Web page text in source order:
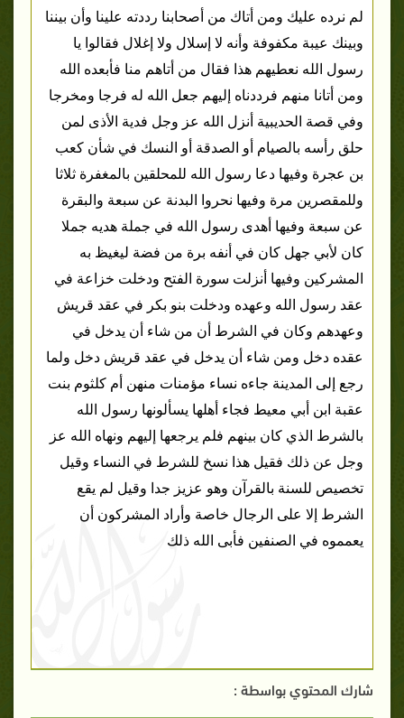
لم نرده عليك ومن أتاك من أصحابنا رددته علينا وأن بيننا
وبينك عيبة مكفوفة وأنه لا إسلال ولا إغلال فقالوا يا
رسول الله نعطيهم هذا فقال من أتاهم منا فأبعده الله
ومن أتانا منهم فرددناه إليهم جعل الله له فرجا ومخرجا
وفي قصة الحديبية أنزل الله عز وجل فدية الأذى لمن
حلق رأسه بالصيام أو الصدقة أو النسك في شأن كعب
بن عجرة وفيها دعا رسول الله للمحلقين بالمغفرة ثلاثا
وللمقصرين مرة وفيها نحروا البدنة عن سبعة والبقرة
عن سبعة وفيها أهدى رسول الله في جملة هديه جملا
كان لأبي جهل كان في أنفه برة من فضة ليغيظ به
المشركين وفيها أنزلت سورة الفتح ودخلت خزاعة في
عقد رسول الله وعهده ودخلت بنو بكر في عقد قريش
وعهدهم وكان في الشرط أن من شاء أن يدخل في
عقده دخل ومن شاء أن يدخل في عقد قريش دخل ولما
رجع إلى المدينة جاءه نساء مؤمنات منهن أم كلثوم بنت
عقبة ابن أبي معيط فجاء أهلها يسألونها رسول الله
بالشرط الذي كان بينهم فلم يرجعها إليهم ونهاه الله عز
وجل عن ذلك فقيل هذا نسخ للشرط في النساء وقيل
تخصيص للسنة بالقرآن وهو عزيز جدا وقيل لم يقع
الشرط إلا على الرجال خاصة وأراد المشركون أن
يعمموه في الصنفين فأبى الله ذلك
شارك المحتوي بواسطة :